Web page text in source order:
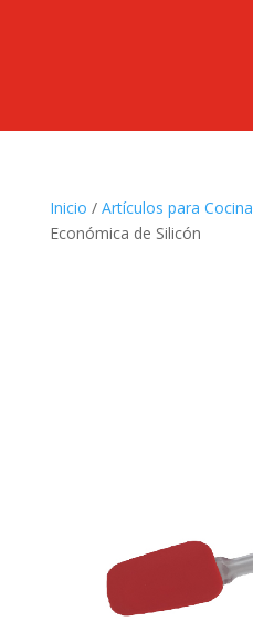
Inicio / Artículos para Cocina
Económica de Silicón